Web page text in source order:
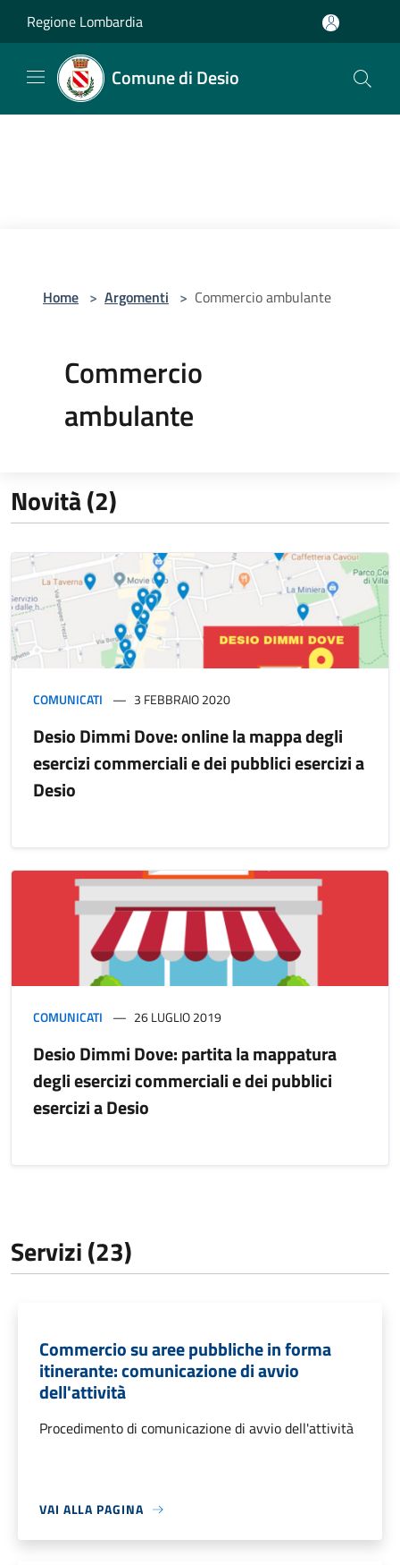
Regione Lombardia
Comune di Desio
Home > Argomenti > Commercio ambulante
Commercio
ambulante
Novità (2)
COMUNICATI 3 FEBBRAIO 2020
Desio Dimmi Dove: online la mappa degli
esercizi commerciali e dei pubblici esercizi a
Desio
COMUNICATI 26 LUGLIO 2019
Desio Dimmi Dove: partita la mappatura
degli esercizi commerciali e dei pubblici
esercizi a Desio
Servizi (23)
Commercio su aree pubbliche in forma
itinerante: comunicazione di avvio
dell'attività
Procedimento di comunicazione di avvio dell'attività
VAI ALLA PAGINA